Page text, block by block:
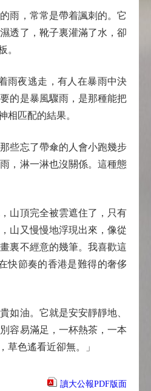
雨，常常是帶着諷刺的。它
透了，靴子裏灌滿了水，卻
。
夜逃走，有人在暴雨中決
的是暴風驟雨，是那種能把
相匹配的結果。
些忘了帶傘的人會小跑幾步
，淋一淋也沒關係。這種態
山頂完全被雲遮住了，只有
山又慢慢地浮現出來，像從
裏不經意的幾筆。我喜歡這
快節奏的香港是難得的奢侈
油。它就是安安靜靜地、
容易滿足，一杯熱茶，一本
色遙看近卻無。」
讀大公報PDF版面